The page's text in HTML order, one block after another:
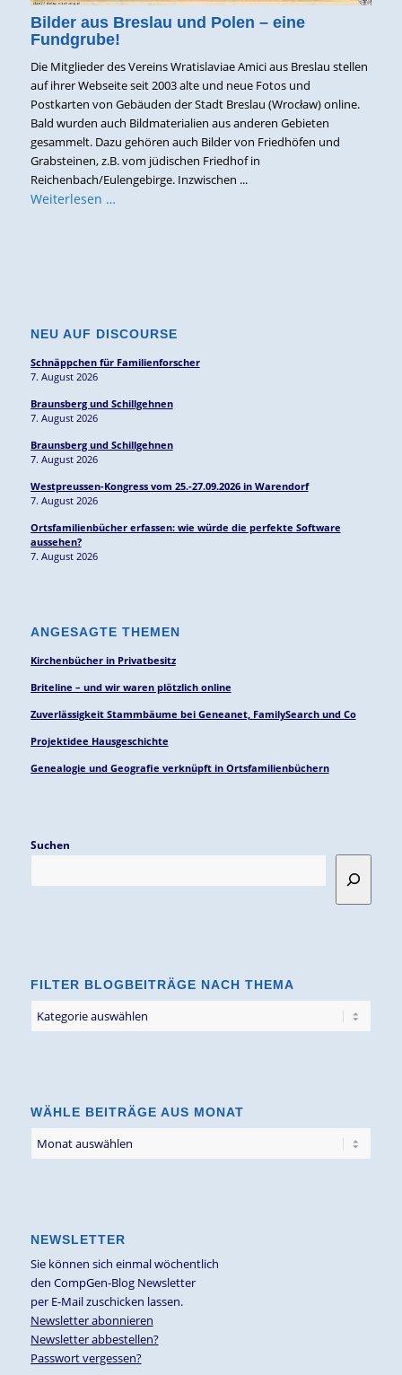
Bilder aus Breslau und Polen – eine
Fundgrube!
Die Mitglieder des Vereins Wratislaviae Amici aus Breslau stellen
auf ihrer Webseite seit 2003 alte und neue Fotos und
Postkarten von Gebäuden der Stadt Breslau (Wrocław) online.
Bald wurden auch Bildmaterialien aus anderen Gebieten
gesammelt. Dazu gehören auch Bilder von Friedhöfen und
Grabsteinen, z.B. vom jüdischen Friedhof in
Reichenbach/Eulengebirge. Inzwischen ...
Weiterlesen …
NEU AUF DISCOURSE
Schnäppchen für Familienforscher
7. August 2026
Braunsberg und Schillgehnen
7. August 2026
Braunsberg und Schillgehnen
7. August 2026
Westpreussen-Kongress vom 25.-27.09.2026 in Warendorf
7. August 2026
Ortsfamilienbücher erfassen: wie würde die perfekte Software
aussehen?
7. August 2026
ANGESAGTE THEMEN
Kirchenbücher in Privatbesitz
Briteline – und wir waren plötzlich online
Zuverlässigkeit Stammbäume bei Geneanet, FamilySearch und Co
Projektidee Hausgeschichte
Genealogie und Geografie verknüpft in Ortsfamilienbüchern
Suchen
FILTER BLOGBEITRÄGE NACH THEMA
Blogbeiträge
WÄHLE BEITRÄGE AUS MONAT
NEWSLETTER
Sie können sich einmal wöchentlich
den CompGen-Blog Newsletter
per E-Mail zuschicken lassen.
Newsletter abonnieren
Newsletter abbestellen?
Passwort vergessen?